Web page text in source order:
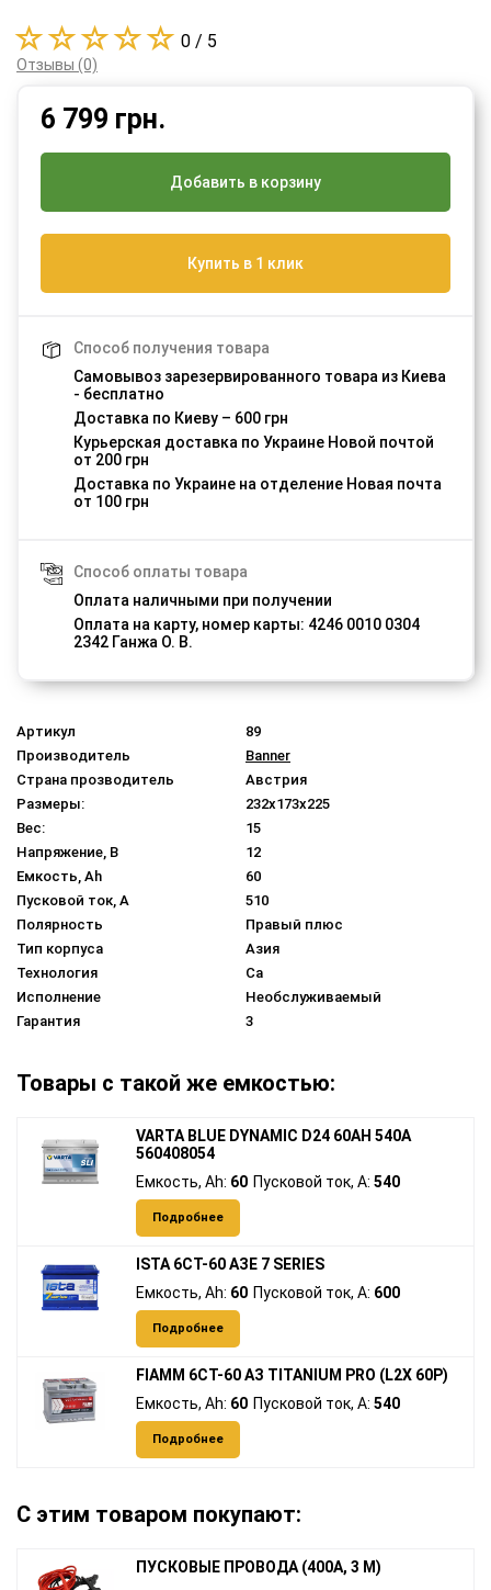
6 799 грн.
Добавить в корзину
Купить в 1 клик
Способ получения товара
Самовывоз зарезервированного товара из Киева
- бесплатно
Доставка по Киеву – 600 грн
Курьерская доставка по Украине Новой почтой
от 200 грн
Доставка по Украине на отделение Новая почта
от 100 грн
Способ оплаты товара
Оплата наличными при получении
Оплата на карту, номер карты: 4246 0010 0304
2342 Ганжа О. В.
0 / 5
Отзывы (0)
Артикул
89
Производитель
Banner
Страна прозводитель
Австрия
Размеры:
232x173x225
Вес:
15
Напряжение, В
12
Емкость, Ah
60
Пусковой ток, A
510
Полярность
Правый плюс
Тип корпуса
Азия
Технология
Ca
Исполнение
Необслуживаемый
Гарантия
3
Товары с такой же емкостью:
VARTA BLUE DYNAMIC D24 60АH 540A
560408054
Емкость, Ah: 60 Пусковой ток, A: 540
Подробнее
ISTA 6СТ-60 AЗЕ 7 SERIES
Емкость, Ah: 60 Пусковой ток, A: 600
Подробнее
FIAMM 6СТ-60 АЗ TITANIUM PRO (L2X 60P)
Емкость, Ah: 60 Пусковой ток, A: 540
Подробнее
С этим товаром покупают:
ПУСКОВЫЕ ПРОВОДА (400А, 3 М)